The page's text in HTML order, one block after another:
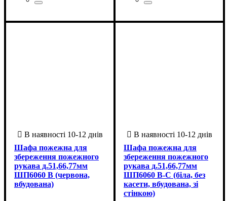
Шафа пожежна для
збереження пожежного
рукава д.51,66,77мм
ШП6060 В (червона,
вбудована)
Шафа пожежна для
збереження пожежного
рукава д.51,66,77мм
ШП6060 В-С (біла, без
касети, вбудована, зі
стінкою)